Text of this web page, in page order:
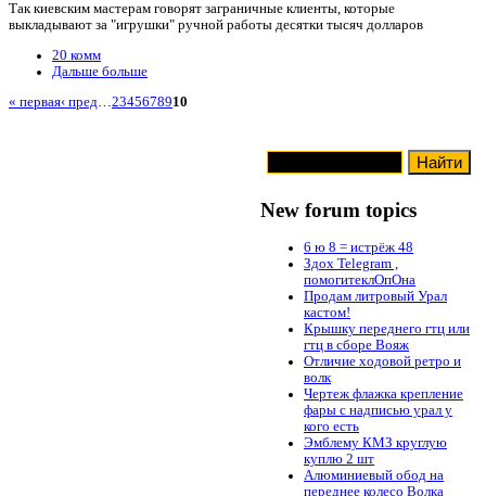
Так киевским мастерам говорят заграничные клиенты, которые
выкладывают за "игрушки" ручной работы десятки тысяч долларов
20 комм
Дальше больше
« первая‹ пред…2345678910
New forum topics
6 ю 8 = истрёж 48
Здох Telegram ,
помогитеклОпОна
Продам литровый Урал
кастом!
Крышку переднего гтц или
гтц в сборе Вояж
Отличие ходовой ретро и
волк
Чертеж флажка крепление
фары с надписью урал у
кого есть
Эмблему КМЗ круглую
куплю 2 шт
Алюминиевый обод на
переднее колесо Волка